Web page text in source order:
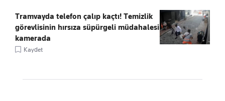
Tramvayda telefon çalıp kaçtı! Temizlik
görevlisinin hırsıza süpürgeli müdahalesi
kamerada
Kaydet